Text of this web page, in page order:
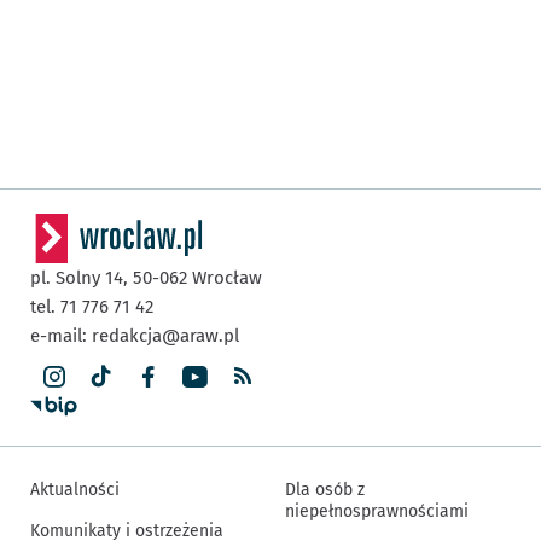
pl. Solny 14, 50-062 Wrocław
tel. 71 776 71 42
e-mail: redakcja@araw.pl
Aktualności
Komunikaty i ostrzeżenia
Dla osób z
niepełnosprawnościami